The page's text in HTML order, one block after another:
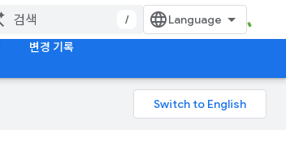
/
변경 기록